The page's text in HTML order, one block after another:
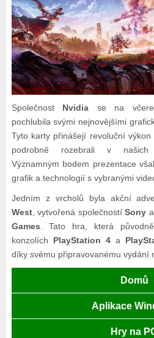
Společnost Nvidia se na
pochlubila svými nejnovějšími
Tyto karty přinášejí revoluční
podrobně rozebrali v našich
Významným bodem prezentace
grafik a technologií s vybranými
Jedním z vrcholů byla akční
West, vytvořená společnostíSony
Games . Tato hra, která
konzolích PlayStation 4a
díky svému připravovanému vydání
Domů
Aplikace
Hry na